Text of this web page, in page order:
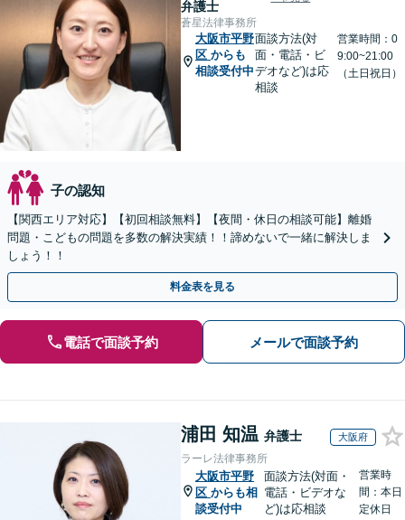
弁護士
蒼星法律事務所
大阪市平野
区 からも
相談受付中
面談方法(対
面・電話・ビ
デオなど)は応
相談
営業時間：0
9:00~21:00
（土日祝日）
子の認知
【関西エリア対応】【初回相談無料】【夜間・休日の相談可能】離婚
問題・こどもの問題を多数の解決実績！！諦めないで一緒に解決しま
しょう！！
料金表を見る
電話で面談予約 メールで面談予約
浦田 知温 弁護士 大阪府
ラーレ法律事務所
大阪市平野
区 からも相
談受付中
面談方法(対面・
電話・ビデオな
ど)は応相談
営業時
間：本日
定休日